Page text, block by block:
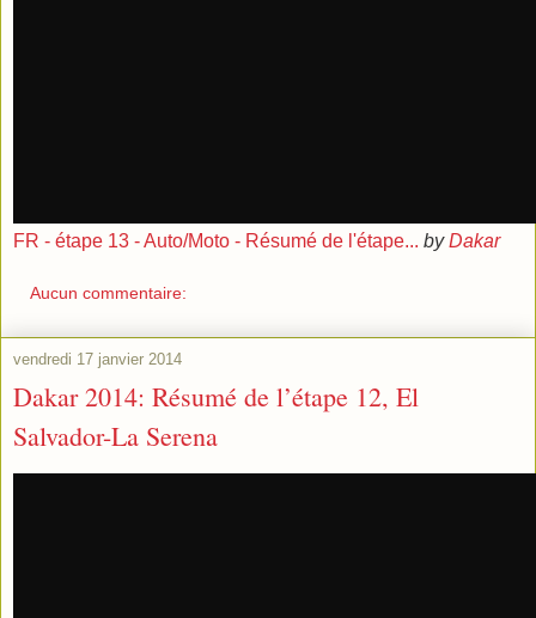
FR - étape 13 - Auto/Moto - Résumé de l'étape... byDakar
Aucun commentaire:
vendredi 17 janvier 2014
Dakar 2014: Résumé de l’étape 12, El
Salvador-La Serena